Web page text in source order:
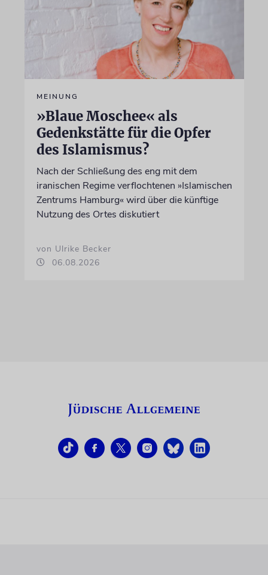
MEINUNG
»Blaue Moschee« als
Gedenkstätte für die Opfer
des Islamismus?
Nach der Schließung des eng mit dem
iranischen Regime verflochtenen »Islamischen
Zentrums Hamburg« wird über die künftige
Nutzung des Ortes diskutiert
von Ulrike Becker
06.08.2026